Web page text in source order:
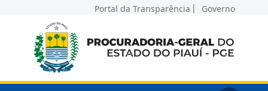
Portal da Transparência Governo